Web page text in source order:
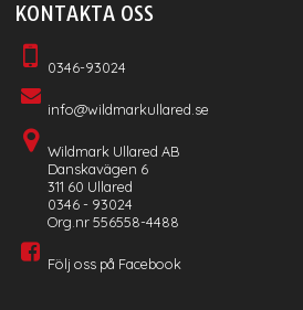
KONTAKTA OSS
0346-93024
info@wildmarkullared.se
Wildmark Ullared AB
Danskavägen 6
311 60 Ullared
0346 - 93024
Org.nr 556558-4488
Följ oss på Facebook